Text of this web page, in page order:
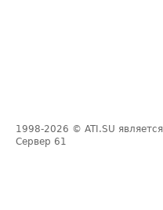
1998-2026 © ATI.SU
Сервер 61